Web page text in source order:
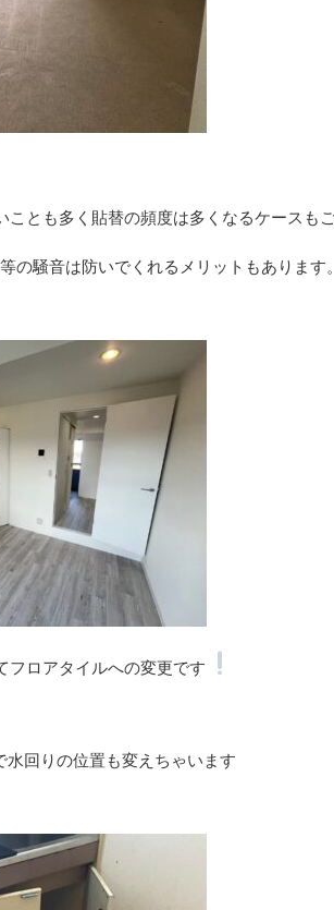
とも多く貼替の頻度は多くなるケースも
の騒音は防いでくれるメリットもあります。
フロアタイルへの変更です
回りの位置も変えちゃいます